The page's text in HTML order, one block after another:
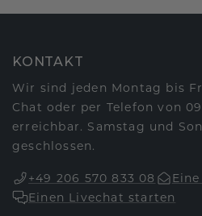
KONTAKT
Wir sind jeden Montag bis
Chat oder per Telefon von
erreichbar. Samstag und
geschlossen.
+49 206 570 833 08
Einen Livechat starten